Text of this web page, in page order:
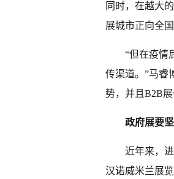
同时，在越大
展城市正向全
“但在疫情
传渠道。”马睿
势，并且B2B
政府展要
近年来，
汉诺威米兰展